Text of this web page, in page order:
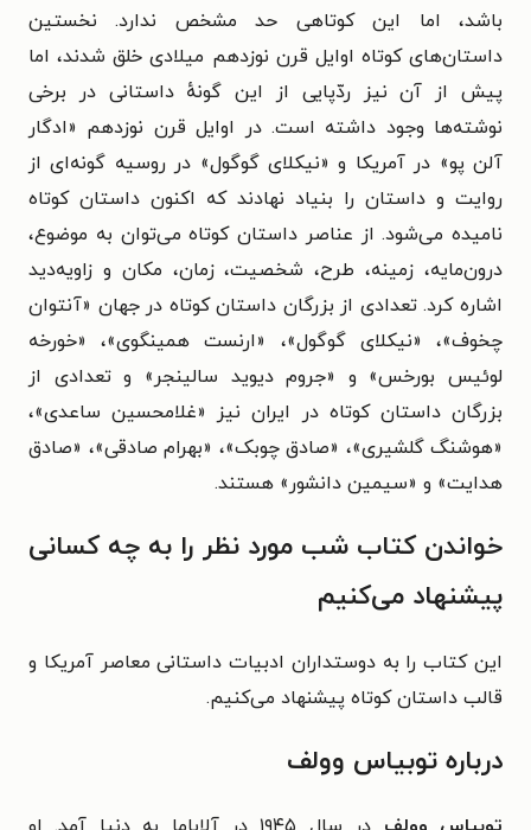
باشد، اما این کوتاهی حد مشخص ندارد. نخستین
داستان‌های کوتاه اوایل قرن نوزدهم میلادی خلق شدند، اما
پیش از آن نیز ردّپایی از این گونهٔ داستانی در برخی
نوشته‌ها وجود داشته است. در اوایل قرن نوزدهم «ادگار
آلن پو» در آمریکا و «نیکلای گوگول» در روسیه گونه‌ای از
روایت و داستان را بنیاد نهادند که اکنون داستان کوتاه
نامیده می‌شود. از عناصر داستان کوتاه می‌توان به موضوع،
درون‌مایه، زمینه، طرح، شخصیت، زمان، مکان و زاویه‌دید
اشاره کرد. تعدادی از بزرگان داستان کوتاه در جهان «آنتوان
چخوف»، «نیکلای گوگول»، «ارنست همینگوی»، «خورخه
لوئیس بورخس» و «جروم دیوید سالینجر» و تعدادی از
بزرگان داستان کوتاه در ایران نیز «غلامحسین ساعدی»،
«هوشنگ گلشیری»، «صادق چوبک»، «بهرام صادقی»، «صادق
هدایت» و «سیمین دانشور» هستند.
خواندن کتاب شب مورد نظر را به چه کسانی
پیشنهاد می‌کنیم
این کتاب را به دوستداران ادبیات داستانی معاصر آمریکا و
قالب داستان کوتاه پیشنهاد می‌کنیم.
درباره توبیاس وولف